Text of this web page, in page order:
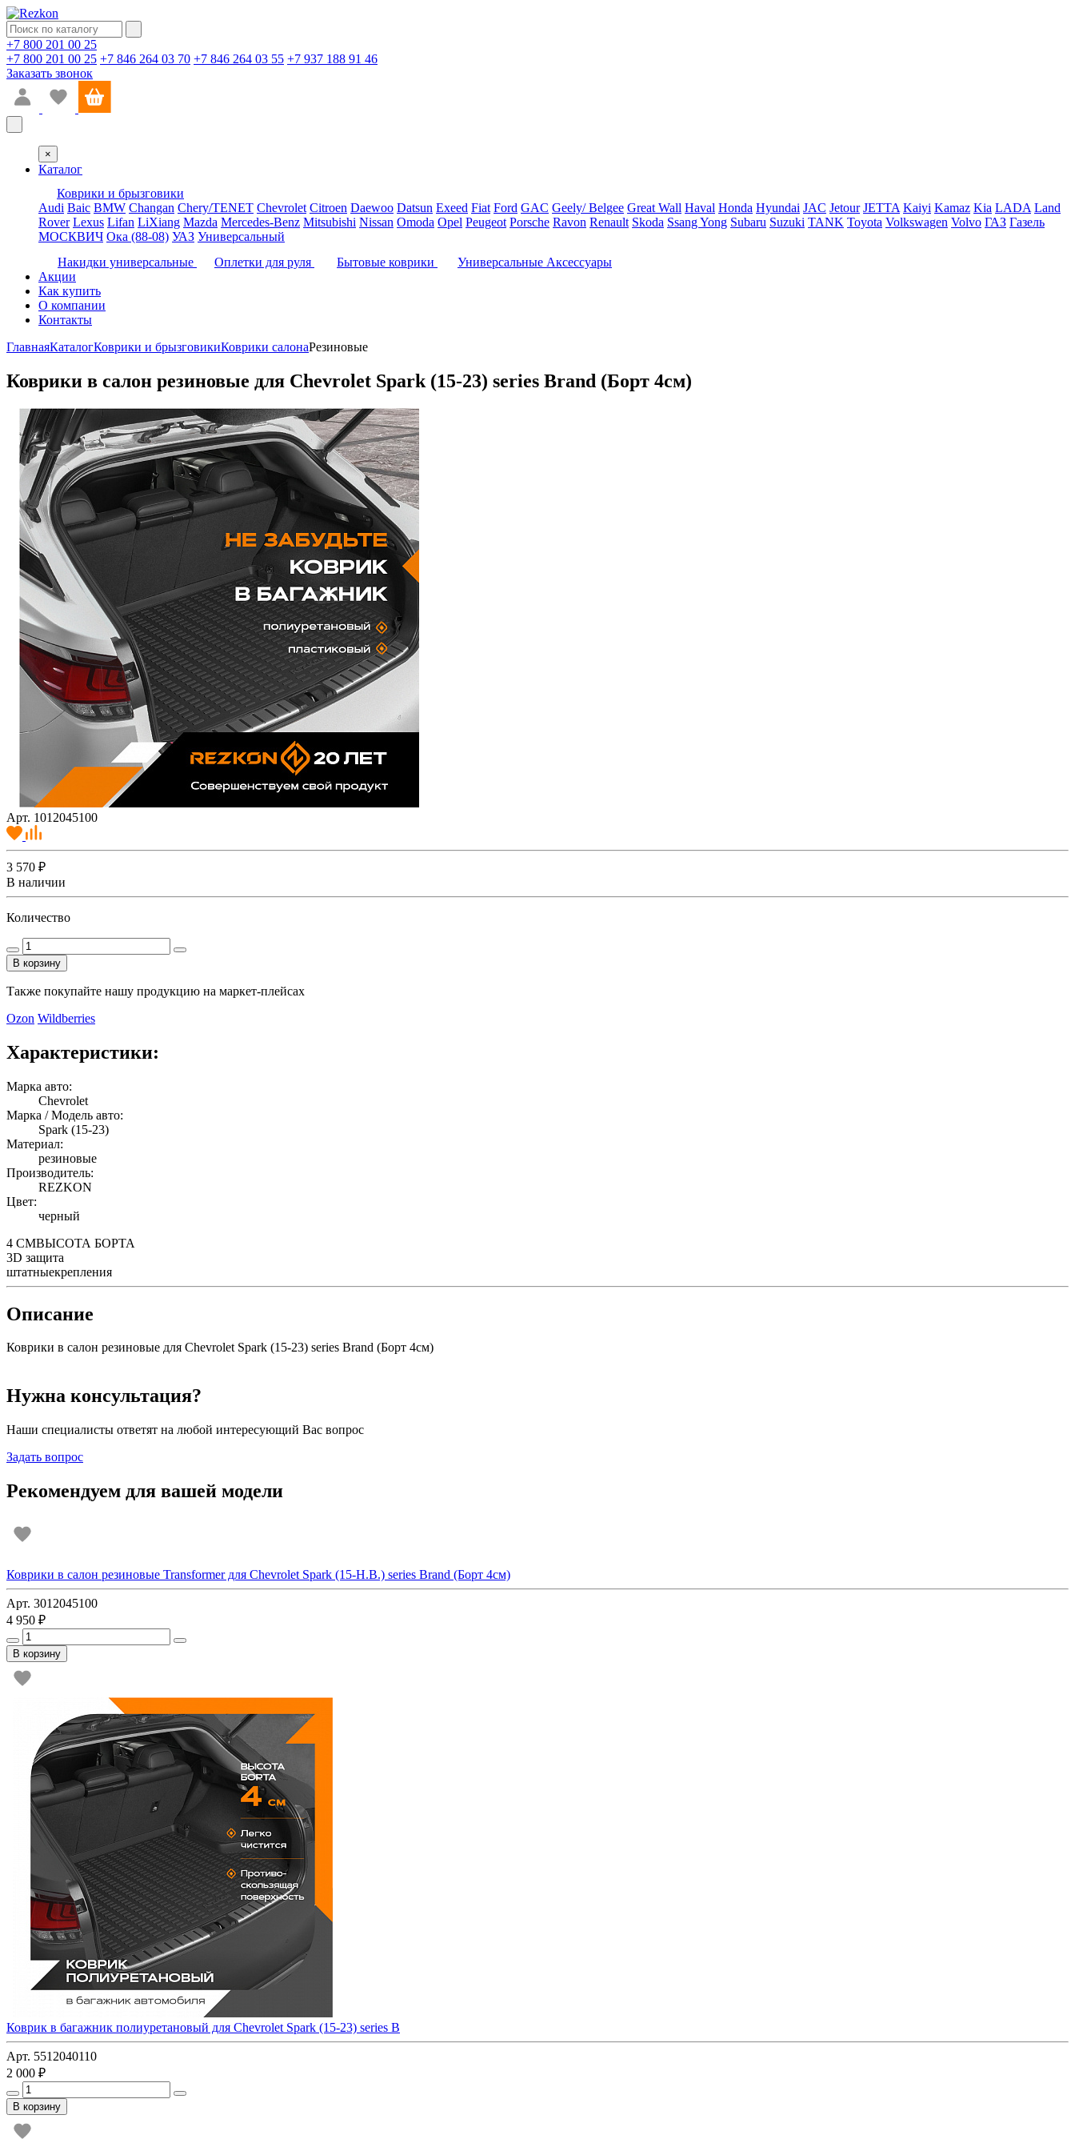
+7 800 201 00 25
+7 800 201 00 25 +7 846 264 03 70 +7 846 264 03 55 +7 937 188 91 46
Заказать звонок
×
Каталог
Коврики и брызговики
Audi Baic BMW Changan Chery/TENET Chevrolet Citroen Daewoo Datsun Exeed Fiat Ford GAC Geely/ Belgee Great Wall Haval Honda Hyundai JAC Jetour JETTA Kaiyi Kamaz Kia LADA Land
Rover Lexus Lifan LiXiang Mazda Mercedes-Benz Mitsubishi Nissan Omoda Opel Peugeot Porsche Ravon Renault Skoda Ssang Yong Subaru Suzuki TANK Toyota Volkswagen Volvo ГАЗ Газель
МОСКВИЧ Ока (88-08) УАЗ Универсальный
Накидки универсальные
Оплетки для руля Бытовые коврики
Универсальные Аксессуары
Акции
Как купить
О компании
Контакты
ГлавнаяКаталогКоврики и брызговикиКоврики салонаРезиновые
Коврики в салон резиновые для Chevrolet Spark (15-23) series Brand (Борт 4см)
Арт. 1012045100
3 570 ₽
В наличии
Количество
В корзину
Также покупайте нашу продукцию на маркет-плейсах
Ozon Wildberries
Характеристики:
Марка авто:
Chevrolet
Марка / Модель авто:
Spark (15-23)
Материал:
резиновые
Производитель:
REZKON
Цвет:
черный
4 СМВЫСОТА БОРТА
3D защита
штатныекрепления
Описание
Коврики в салон резиновые для Chevrolet Spark (15-23) series Brand (Борт 4см)
Нужна консультация?
Наши специалисты ответят на любой интересующий Вас вопрос
Задать вопрос
Рекомендуем для вашей модели
Коврики в салон резиновые Transformer для Chevrolet Spark (15-Н.В.) series Brand (Борт 4см)
Арт. 3012045100
4 950 ₽
В корзину
Коврик в багажник полиуретановый для Chevrolet Spark (15-23) series B
Арт. 5512040110
2 000 ₽
В корзину